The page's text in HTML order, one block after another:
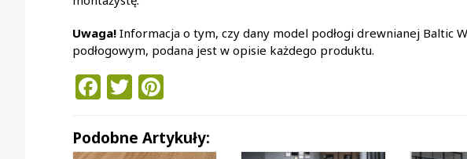
Uwaga! Informacja o tym, czy dany model podłogi drewnianej Baltic
podłogowym, podana jest w opisie każdego produktu.
Facebook
Twitter
Podobne Artykuły: